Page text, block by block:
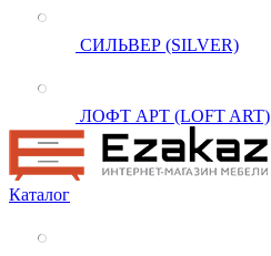
СИЛЬВЕР (SILVER)
ЛОФТ АРТ (LOFT ART)
Каталог